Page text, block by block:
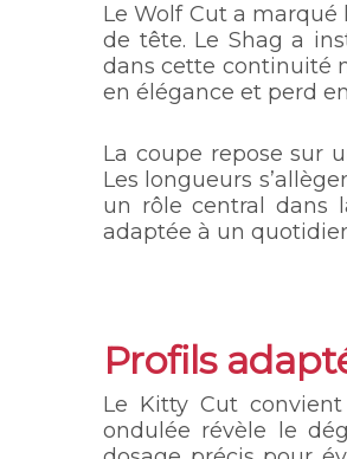
Le Wolf Cut a
de tête. Le Shag a
dans cette continuité
en élégance et perd
La coupe repose sur
Les longueurs
un rôle central dans
adaptée à un
Profils
Le Kitty Cut
ondulée révèle le